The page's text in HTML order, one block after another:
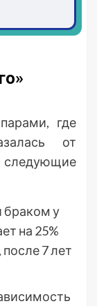
где
от
браком у
на 25%
7 лет